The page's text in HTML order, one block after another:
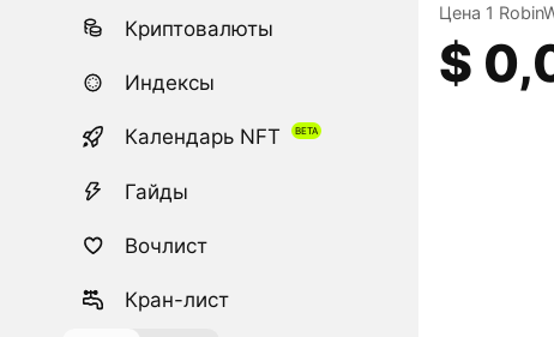
Криптовалюты
Индексы
Календарь NFT
Гайды
Вочлист
Кран-лист
Цена 1
$